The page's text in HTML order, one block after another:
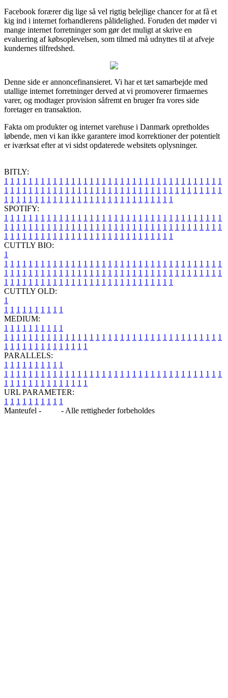
Facebook forærer dig lige så vel rigtig belejlige chancer for at få et
kig ind i internet forhandlerens pålidelighed. Foruden det møder vi
mange internet forretninger som gør det muligt at skrive en
evaluering af købsoplevelsen, som tilmed må udnyttes til at afveje
kundernes tilfredshed.
Denne side er annoncefinansieret. Vi har et tæt samarbejde med
utallige internet forretninger derved at vi promoverer firmaernes
varer, og modtager provision såfremt en bruger fra vores side
foretager en transaktion.
Fakta om produkter og internet varehuse i Danmark opretholdes
løbende, men vi kan ikke garantere imod korrektioner der potentielt
er iværksat efter at vi sidst opdaterede websitets oplysninger.
BITLY:
1 1 1 1 1 1 1 1 1 1 1 1 1 1 1 1 1 1 1 1 1 1 1 1 1 1 1 1 1 1 1 1 1 1 1 1
1 1 1 1 1 1 1 1 1 1 1 1 1 1 1 1 1 1 1 1 1 1 1 1 1 1 1 1 1 1 1 1 1 1 1 1
1 1 1 1 1 1 1 1 1 1 1 1 1 1 1 1 1 1 1 1 1 1 1 1 1 1 1 1
SPOTIFY:
1 1 1 1 1 1 1 1 1 1 1 1 1 1 1 1 1 1 1 1 1 1 1 1 1 1 1 1 1 1 1 1 1 1 1 1
1 1 1 1 1 1 1 1 1 1 1 1 1 1 1 1 1 1 1 1 1 1 1 1 1 1 1 1 1 1 1 1 1 1 1 1
1 1 1 1 1 1 1 1 1 1 1 1 1 1 1 1 1 1 1 1 1 1 1 1 1 1 1 1
CUTTLY BIO:
1
1 1 1 1 1 1 1 1 1 1 1 1 1 1 1 1 1 1 1 1 1 1 1 1 1 1 1 1 1 1 1 1 1 1 1 1
1 1 1 1 1 1 1 1 1 1 1 1 1 1 1 1 1 1 1 1 1 1 1 1 1 1 1 1 1 1 1 1 1 1 1 1
1 1 1 1 1 1 1 1 1 1 1 1 1 1 1 1 1 1 1 1 1 1 1 1 1 1 1 1
CUTTLY OLD:
1
1 1 1 1 1 1 1 1 1 1
MEDIUM:
1 1 1 1 1 1 1 1 1 1
1 1 1 1 1 1 1 1 1 1 1 1 1 1 1 1 1 1 1 1 1 1 1 1 1 1 1 1 1 1 1 1 1 1 1 1
1 1 1 1 1 1 1 1 1 1 1 1 1 1
PARALLELS:
1 1 1 1 1 1 1 1 1 1
1 1 1 1 1 1 1 1 1 1 1 1 1 1 1 1 1 1 1 1 1 1 1 1 1 1 1 1 1 1 1 1 1 1 1 1
1 1 1 1 1 1 1 1 1 1 1 1 1 1
URL PARAMETER:
1 1 1 1 1 1 1 1 1 1
Manteufel -
- Alle rettigheder forbeholdes